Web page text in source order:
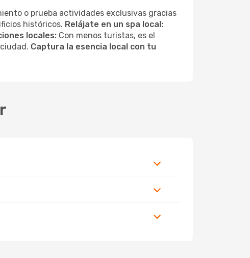
o prueba actividades exclusivas gracias
históricos. Relájate en un spa local:
locales: Con menos turistas, es el
Captura la esencia local con tu